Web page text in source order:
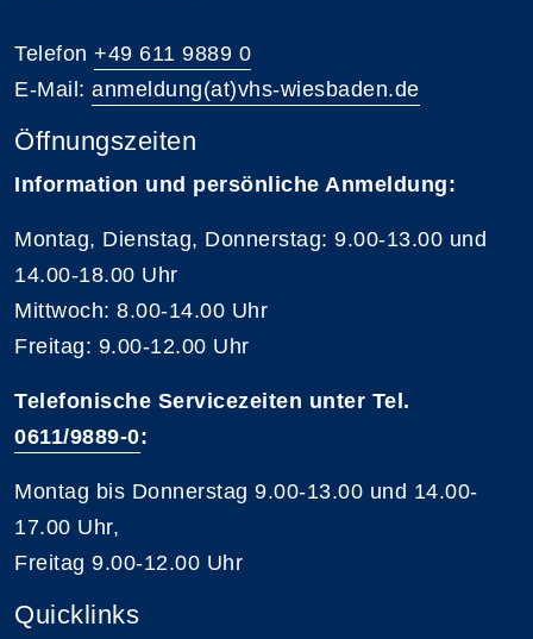
Telefon +49 611 9889 0
E-Mail: anmeldung(at)vhs-wiesbaden.de
Öffnungszeiten
Information und persönliche Anmeldung:
Montag, Dienstag, Donnerstag: 9.00-13.00 und
14.00-18.00 Uhr
Mittwoch: 8.00-14.00 Uhr
Freitag: 9.00-12.00 Uhr
Telefonische Servicezeiten unter Tel.
0611/9889-0:
Montag bis Donnerstag 9.00-13.00 und 14.00-
17.00 Uhr,
Freitag 9.00-12.00 Uhr
Quicklinks